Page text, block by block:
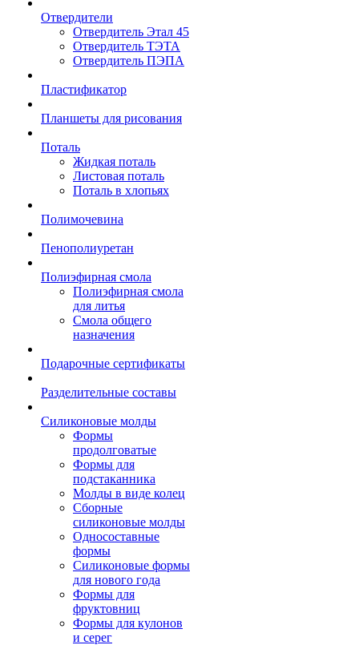
Отвердители
Отвердитель Этал 45
Отвердитель ТЭТА
Отвердитель ПЭПА
Пластификатор
Планшеты для рисования
Поталь
Жидкая поталь
Листовая поталь
Поталь в хлопьях
Полимочевина
Пенополиуретан
Полиэфирная смола
Полиэфирная смола
для литья
Смола общего
назначения
Подарочные сертификаты
Разделительные составы
Силиконовые молды
Формы
продолговатые
Формы для
подстаканника
Молды в виде колец
Сборные
силиконовые молды
Односоставные
формы
Силиконовые формы
для нового года
Формы для
фруктовниц
Формы для кулонов
и серег